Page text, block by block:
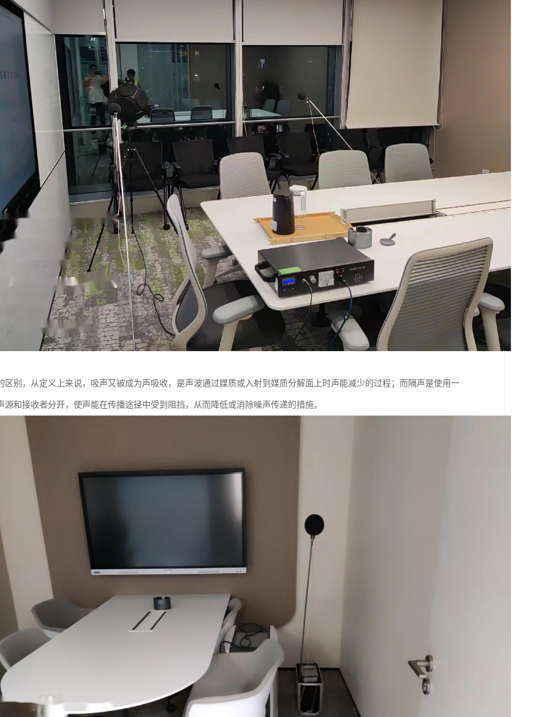
区别，从定义上来说，吸声又被成为声吸收，是声波通过媒质或入射到媒质分解面上时声能减少的过程；而隔声是使用一
源和接收者分开，使声能在传播途径中受到阻挡，从而降低或消除噪声传递的措施。